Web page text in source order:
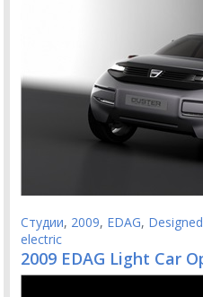
Студии, 2009, EDAG,
electric
2009 EDAG Light Car